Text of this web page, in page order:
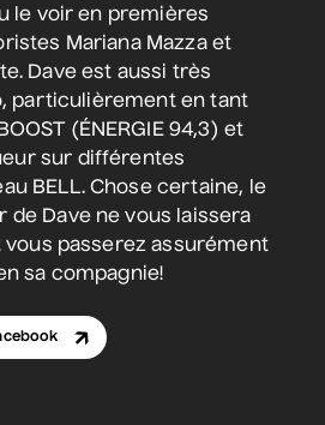
2026• 20 h 00
de danse
2026
culturelle Momo
le voir en premières
Mariana Mazza et
Dave est aussi très
particulièrement en tant
(ÉNERGIE 94,3) et
sur différentes
BELL. Chose certaine, le
de Dave ne vous laissera
passerez assurément
sa compagnie!